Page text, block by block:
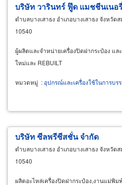
บริษัท วารินทร์ ฟู๊ด แมชชีนเนอ
ตำบลบางเสาธง อำเภอบางเสาธง จังหวัด
10540
ผู้ผลิตและจำหน่ายเครื่องปิดฝากระป๋อง แล
ใหม่และ REBUILT
หมวดหมู่ : อุปกรณ์และเครื่องใช้ในการบร
บริษัท ซีลพรีซีสชั่น จำกัด
ตำบลบางเสาธง อำเภอบางเสาธง จังหวัด
10540
ผลิตอะไหล่เครื่องปิดฝากระป๋อง,งานแม่พิม